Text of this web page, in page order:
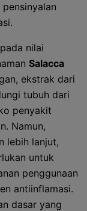
nilai
Salacca
ekstrak dari
tubuh dari
penyakit
Namun,
lebih lanjut,
untuk
penggunaan
antiinflamasi.
dasar yang